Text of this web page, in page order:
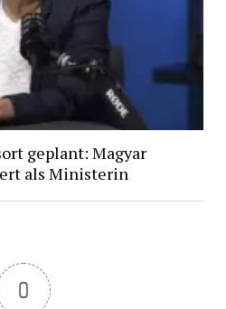
geplant: Magyar
als Ministerin
0